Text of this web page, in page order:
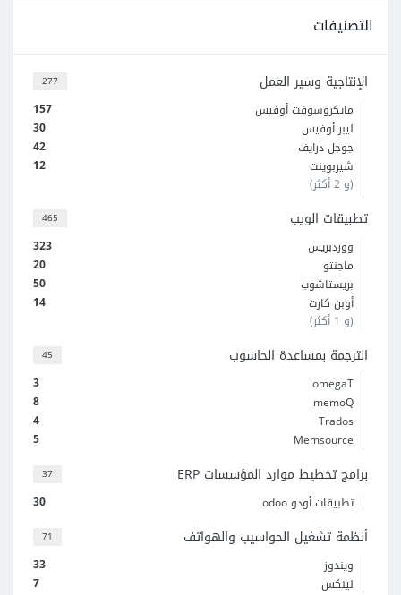
التصنيفات
277 الإنتاجية وسير العمل
157
مايكروسوفت أوفيس
30
ليبر أوفيس
42
جوجل درايف
12
شيربوينت
(و 2 أكثر)
465 تطبيقات الويب
323
ووردبريس
20
ماجنتو
50
بريستاشوب
14
أوبن كارت
(و 1 أكثر)
45 الترجمة بمساعدة الحاسوب
3
omegaT
8
memoQ
4
Trados
5
Memsource
37 برامج تخطيط موارد المؤسسات ERP
30 تطبيقات أودو odoo
71 أنظمة تشغيل الحواسيب والهواتف
33
ويندوز
7
لينكس